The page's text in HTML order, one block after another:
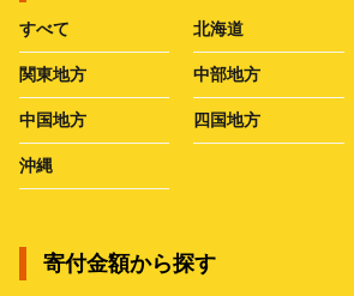
すべて 北海道
関東地方 中部地方
中国地方 四国地方
沖縄
寄付金額から探す